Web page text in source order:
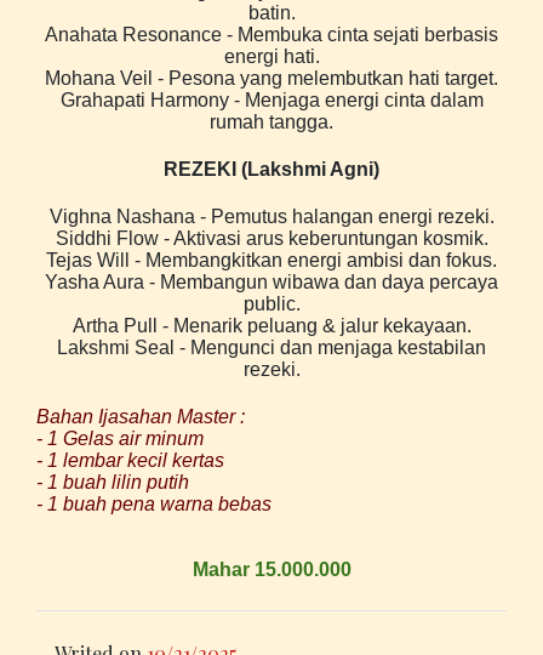
batin.
Anahata Resonance - Membuka cinta sejati berbasis
energi hati.
Mohana Veil - Pesona yang melembutkan hati target.
Grahapati Harmony - Menjaga energi cinta dalam
rumah tangga.
REZEKI (Lakshmi Agni)
Vighna Nashana - Pemutus halangan energi rezeki.
Siddhi Flow - Aktivasi arus keberuntungan kosmik.
Tejas Will - Membangkitkan energi ambisi dan fokus.
Yasha Aura - Membangun wibawa dan daya percaya
public.
Artha Pull - Menarik peluang & jalur kekayaan.
Lakshmi Seal - Mengunci dan menjaga kestabilan
rezeki.
Bahan Ijasahan Master :
- 1 Gelas air minum
- 1 lembar kecil kertas
- 1 buah lilin putih
- 1 buah pena warna bebas
Mahar 15.000.000